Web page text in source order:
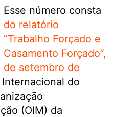
Esse número consta
do relatório
“Trabalho Forçado e
Casamento Forçado”,
de setembro de
do
(OIM) da